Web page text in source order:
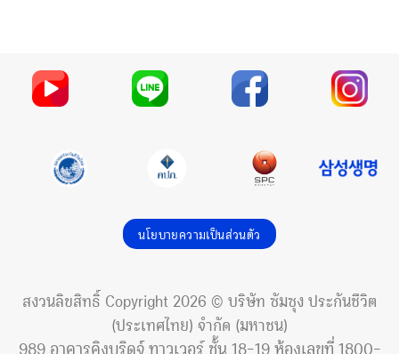
นโยบายความเป็นส่วนตัว
สงวนลิขสิทธิ์ Copyright 2026 © บริษัท ซัมซุง ประกันชีวิต
(ประเทศไทย) จำกัด (มหาชน)
989 อาคารคิงบริดจ์ ทาวเวอร์ ชั้น 18-19 ห้องเลขที่ 1800-